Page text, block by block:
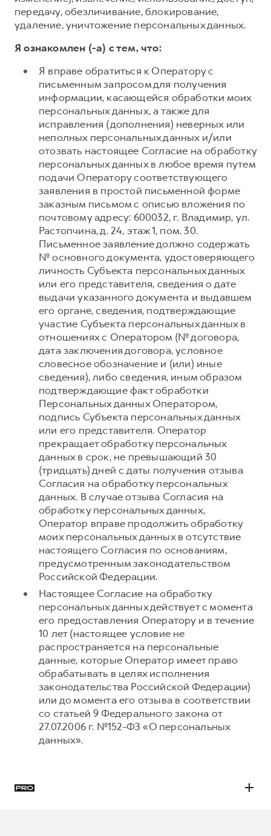
передачу, обезличивание, блокирование,
удаление, уничтожение персональных данных.
Я ознакомлен (-а) с тем, что:
Я вправе обратиться к Оператору с
письменным запросом для получения
информации, касающейся обработки моих
персональных данных, а также для
исправления (дополнения) неверных или
неполных персональных данных и/или
отозвать настоящее Согласие на обработку
персональных данных в любое время путем
подачи Оператору соответствующего
заявления в простой письменной форме
заказным письмом с описью вложения по
почтовому адресу: 600032, г. Владимир, ул.
Растопчина, д. 24, этаж 1, пом. 30.
Письменное заявление должно содержать
№ основного документа, удостоверяющего
личность Субъекта персональных данных
или его представителя, сведения о дате
выдачи указанного документа и выдавшем
его органе, сведения, подтверждающие
участие Субъекта персональных данных в
отношениях с Оператором (№ договора,
дата заключения договора, условное
словесное обозначение и (или) иные
сведения), либо сведения, иным образом
подтверждающие факт обработки
Персональных данных Оператором,
подпись Субъекта персональных данных
или его представителя. Оператор
прекращает обработку персональных
данных в срок, не превышающий 30
(тридцать) дней с даты получения отзыва
Согласия на обработку персональных
данных. В случае отзыва Согласия на
обработку персональных данных,
Оператор вправе продолжить обработку
моих персональных данных в отсутствие
настоящего Согласия по основаниям,
предусмотренным законодательством
Российской Федерации.
Настоящее Согласие на обработку
персональных данных действует с момента
его предоставления Оператору и в течение
10 лет (настоящее условие не
распространяется на персональные
данные, которые Оператор имеет право
обрабатывать в целях исполнения
законодательства Российской Федерации)
или до момента его отзыва в соответствии
со статьей 9 Федерального закона от
27.07.2006 г. №152-ФЗ «О персональных
данных».